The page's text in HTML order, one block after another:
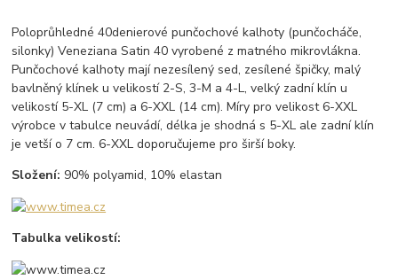
Poloprůhledné 40denierové punčochové kalhoty (punčocháče,
silonky) Veneziana Satin 40 vyrobené z matného mikrovlákna.
Punčochové kalhoty mají nezesílený sed, zesílené špičky, malý
bavlněný klínek u velikostí 2-S, 3-M a 4-L, velký zadní klín u
velikostí 5-XL (7 cm) a 6-XXL (14 cm). Míry pro velikost 6-XXL
výrobce v tabulce neuvádí, délka je shodná s 5-XL ale zadní klín
je vetší o 7 cm. 6-XXL doporučujeme pro širší boky.
Složení: 90% polyamid, 10% elastan
Tabulka velikostí: